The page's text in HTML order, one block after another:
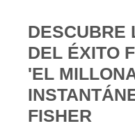
DESCUBRE
DEL ÉXITO
'EL
FISHER